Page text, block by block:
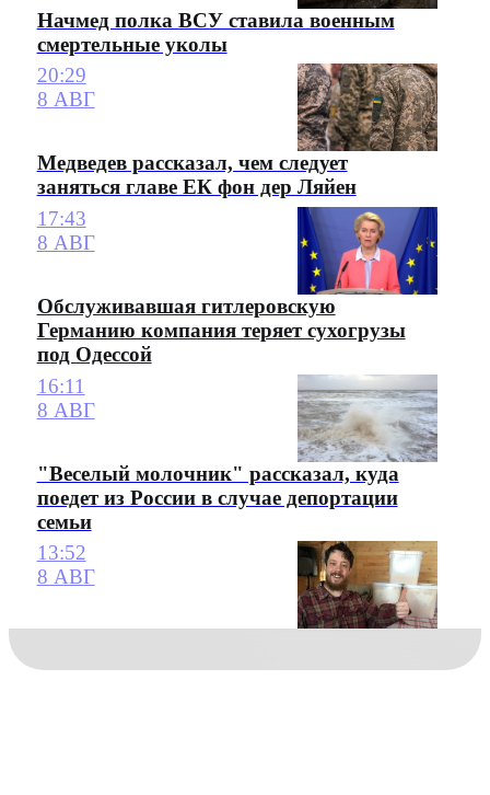
Начмед полка ВСУ ставила военным
смертельные уколы
20:29
8 АВГ
Медведев рассказал, чем следует
заняться главе ЕК фон дер Ляйен
17:43
8 АВГ
Обслуживавшая гитлеровскую
Германию компания теряет сухогрузы
под Одессой
16:11
8 АВГ
"Веселый молочник" рассказал, куда
поедет из России в случае депортации
семьи
13:52
8 АВГ